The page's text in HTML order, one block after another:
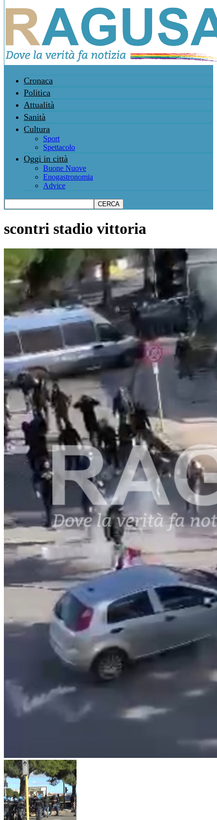
Cronaca
Politica
Attualità
Sanità
Cultura
Sport
Spettacolo
Oggi in città
Buone Nuove
Enogastronomia
Advice
scontri stadio vittoria